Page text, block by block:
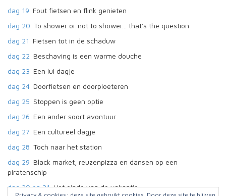
dag 19 Fout fietsen en flink genieten
dag 20 To shower or not to shower... that's the question
dag 21 Fietsen tot in de schaduw
dag 22 Beschaving is een warme douche
dag 23 Een lui dagje
dag 24 Doorfietsen en doorploeteren
dag 25 Stoppen is geen optie
dag 26 Een ander soort avontuur
dag 27 Een cultureel dagje
dag 28 Toch naar het station
dag 29 Black market, reuzenpizza en dansen op een
piratenschip
dag 30 en 31 Het einde van de vakantie